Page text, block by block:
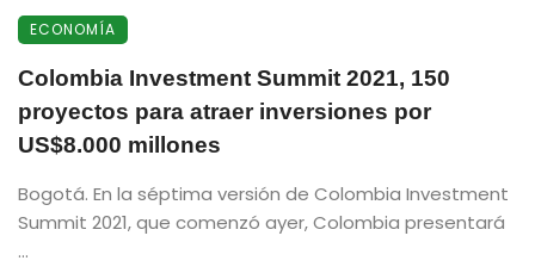
ECONOMÍA
Colombia Investment Summit 2021, 150
proyectos para atraer inversiones por
US$8.000 millones
Bogotá. En la séptima versión de Colombia Investment
Summit 2021, que comenzó ayer, Colombia presentará
...